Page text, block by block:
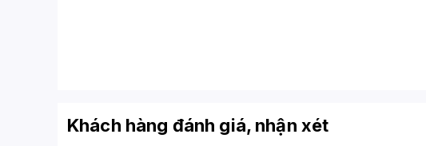
Khách hàng đánh giá, nhận xét